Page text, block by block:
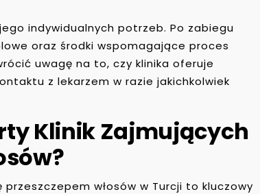
indywidualnych potrzeb. Po zabiegu
oraz środki wspomagające proces
uwagę na to, czy klinika oferuje
z lekarzem w razie jakichkolwiek
Klinik Zajmujących
włosów w Turcji to kluczowy